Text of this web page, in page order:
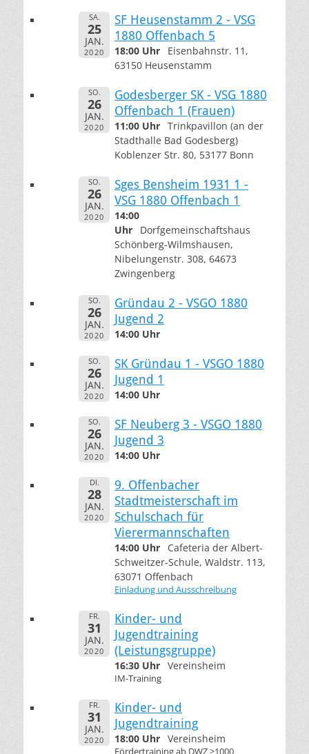
SA.
25
JAN.
2020
SF Heusenstamm 2 - VSG
1880 Offenbach 5
18:00 Uhr
Eisenbahnstr. 11,
63150 Heusenstamm
SO.
26
JAN.
2020
Godesberger SK - VSG 1880
Offenbach 1 (Frauen)
11:00 Uhr Trinkpavillon (an der
Stadthalle Bad Godesberg)
Koblenzer Str. 80, 53177 Bonn
SO.
26
JAN.
2020
Sges Bensheim 1931 1 -
VSG 1880 Offenbach 1
14:00
Uhr
Dorfgemeinschaftshaus
Schönberg-Wilmshausen,
Nibelungenstr. 308, 64673
Zwingenberg
SO.
26
JAN.
2020
Gründau 2 - VSGO 1880
Jugend 2
14:00 Uhr
SO.
26
JAN.
2020
SK Gründau 1 - VSGO 1880
Jugend 1
14:00 Uhr
SO.
26
JAN.
2020
SF Neuberg 3 - VSGO 1880
Jugend 3
14:00 Uhr
DI.
28
JAN.
2020
9. Offenbacher
Stadtmeisterschaft im
Schulschach für
Vierermannschaften
14:00 Uhr
Cafeteria der Albert-
Schweitzer-Schule, Waldstr. 113,
63071 Offenbach
Einladung und Ausschreibung
FR.
31
JAN.
2020
Kinder- und
Jugendtraining
(Leistungsgruppe)
16:30 Uhr Vereinsheim
IM-Training
FR.
31
JAN.
2020
Kinder- und
Jugendtraining
18:00 Uhr Vereinsheim
Fördertraining ab DWZ >1000